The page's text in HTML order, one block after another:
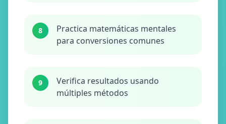
8
Practica matemáticas mentales
para conversiones comunes
9
Verifica resultados usando
múltiples métodos